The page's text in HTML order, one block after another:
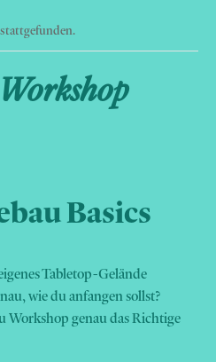
Basics
Tabletop-Gelände
wie du anfangen sollst?
Workshop genau das Richtige